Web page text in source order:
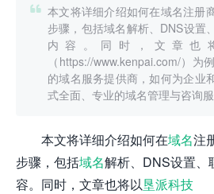
 本文将详细介绍如何在域名注册
步骤，包括域名解析、DNS设置
内容。同时，文章也
（https://www.kenpai.com/）为
的域名服务提供商，如何为企业
式全面、专业的域名管理与咨询服
本文将详细介绍如何在域名注
步骤，包括域名解析、DNS设置、
容。同时，文章也将以垦派科技